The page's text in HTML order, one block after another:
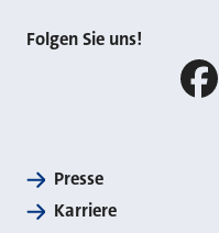
Folgen Sie uns!
Presse
Karriere